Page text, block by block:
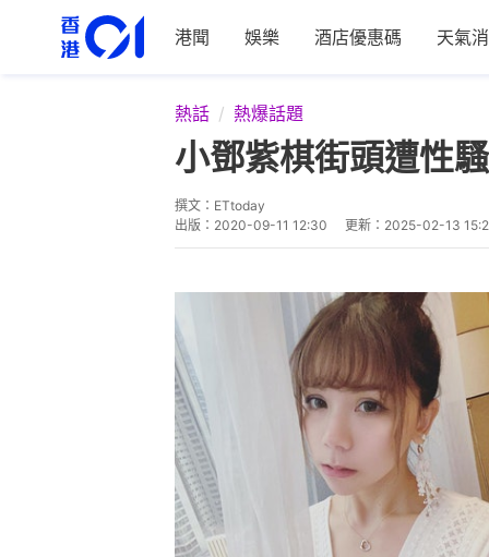
港聞 娛樂 酒店優惠碼 天氣
熱話 熱爆話題
小鄧紫棋街頭遭性
撰文： ETtoday
出版： 2020-09-11 12:30 更新： 2025-02-13